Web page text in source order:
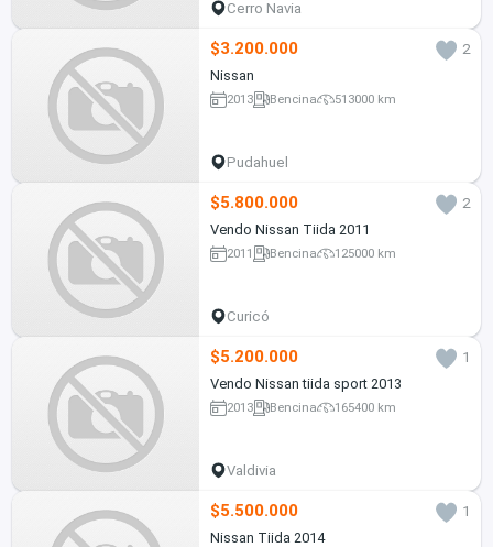
Cerro Navia
$3.200.000
2
Nissan
2013 Bencina 513000 km
Pudahuel
$5.800.000
2
Vendo Nissan Tiida 2011
2011 Bencina 125000 km
Curicó
$5.200.000
1
Vendo Nissan tiida sport 2013
2013 Bencina 165400 km
Valdivia
$5.500.000
1
Nissan Tiida 2014